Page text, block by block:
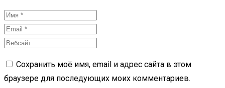
Сохранить моё имя, email и адрес сайта в этом
браузере для последующих моих комментариев.